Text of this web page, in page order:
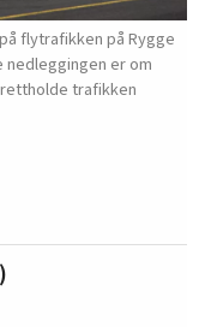
flytrafikken på Rygge
er om
trafikken